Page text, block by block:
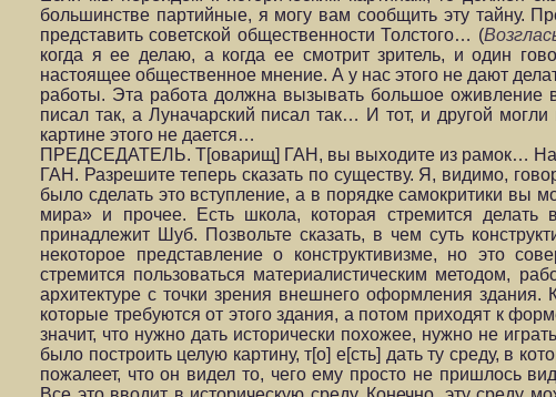
большинстве партийные, я могу вам сообщить эту тайну.
представить советской общественности Толстого… (
когда я ее делаю, а когда ее смотрит зритель, и один
настоящее общественное мнение. А у нас этого не дают
работы. Эта работа должна вызывать большое оживление
писал так, а Луначарский писал так… И тот, и другой
картине этого не дается…
ПРЕДСЕДАТЕЛЬ. Т[оварищ] ГАН, вы выходите из рамок…
ГАН. Разрешите теперь сказать по существу. Я, видимо,
было сделать это вступление, а в порядке самокритики вы
мира» и прочее. Есть школа, которая стремится
принадлежит Шуб. Позвольте сказать, в чем суть
некоторое представление о конструктивизме, но это
стремится пользоваться материалистическим методом,
архитектуре с точки зрения внешнего оформления здания.
которые требуются от этого здания, а потом приходят к
значит, что нужно дать исторически похожее, нужно не
было построить целую картину, т[о] е[сть] дать ту среду, в
пожалеет, что он видел то, чего ему просто не пришлось